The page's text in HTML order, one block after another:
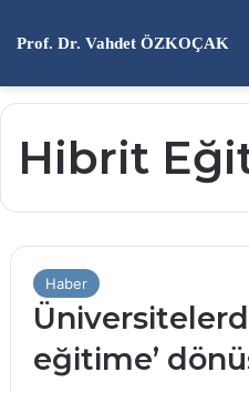
Prof. Dr. Vahdet ÖZKOÇAK
Hibrit
Haber
eğitime’